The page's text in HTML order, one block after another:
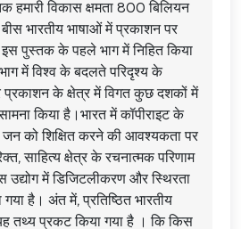
हमारी विकास क्षमता 800 बिलियन
भारतीय भाषाओं में प्रकाशन पर
पुस्तक के पहले भाग में निहित किया
में विश्व के बदलते परिदृश्य के
के क्षेत्र में विगत कुछ दशकों में
किया है।भारत में कॉपीराइट के
जन को शिक्षित करने की आवश्यकता पर
साहित्य क्षेत्र के रचनात्मक परिणाम
उद्योग में डिजिटलीकरण और स्थिरता
गया है। अंत में, प्रतिष्ठित भारतीय
तथ्य प्रकट किया गया है । कि किस